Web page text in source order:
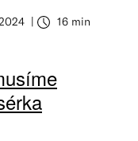
16 min